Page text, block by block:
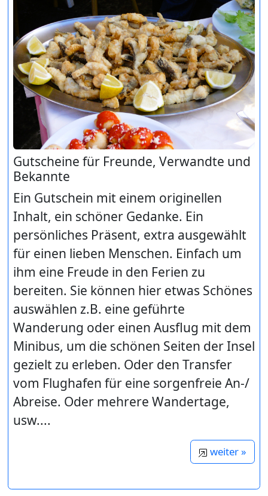
Gutscheine für Freunde, Verwandte und
Bekannte
Ein Gutschein mit einem originellen
Inhalt, ein schöner Gedanke. Ein
persönliches Präsent, extra ausgewählt
für einen lieben Menschen. Einfach um
ihm eine Freude in den Ferien zu
bereiten. Sie können hier etwas Schönes
auswählen z.B. eine geführte
Wanderung oder einen Ausflug mit dem
Minibus, um die schönen Seiten der Insel
gezielt zu erleben. Oder den Transfer
vom Flughafen für eine sorgenfreie An-/
Abreise. Oder mehrere Wandertage,
usw....
weiter »